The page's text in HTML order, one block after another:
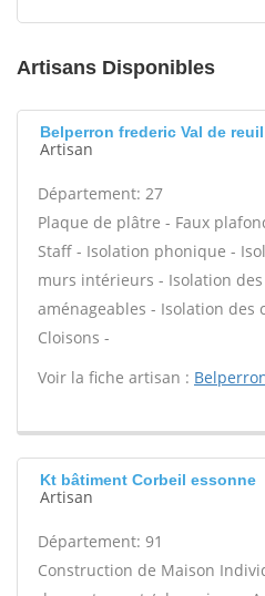
Artisans Disponibles
Belperron frederic Val de reuil
Artisan
Département: 27
Plaque de plâtre - Faux
Staff - Isolation phonique -
murs intérieurs - Isolation
aménageables - Isolation des
Cloisons -
Voir la fiche artisan :
Kt bâtiment Corbeil essonne
Artisan
Département: 91
Construction de Maison